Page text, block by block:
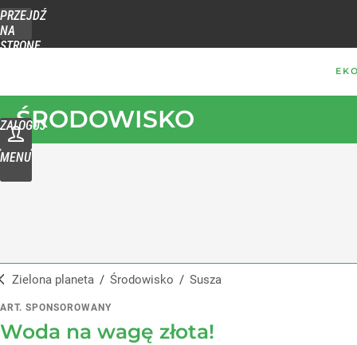
PRZEJDŹ
NA
STRONĘ
ZALOGUJ
MENU
ŚRODOWISKO
Zielona planeta / Środowisko / Susza
ART. SPONSOROWANY
Woda na wagę złota!